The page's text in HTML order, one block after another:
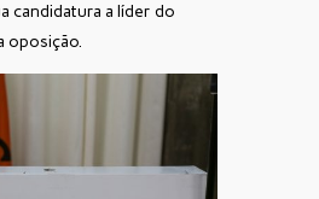
candidatura a líder do
oposição.